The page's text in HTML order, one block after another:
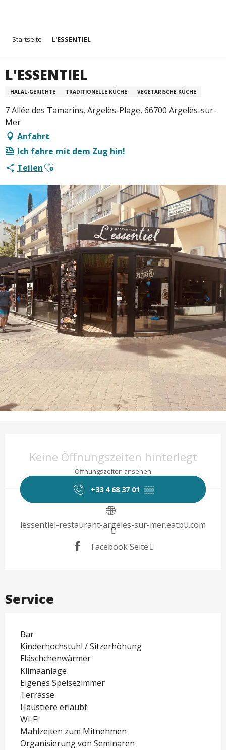
principal
Startseite L'ESSENTIEL
L'ESSENTIEL
HALAL-GERICHTE TRADITIONELLE KÜCHE VEGETARISCHE KÜCHE
7 Allée des Tamarins, Argelès-Plage, 66700 Argelès-sur-
Mer
Anfahrt
Ich fahre mit dem Zug hin!
TeilenAjouter aux favoris
Keine Öffnungszeiten hinterlegt
Öffnungszeiten ansehen
+33 4 68 37 01 ▒▒
lessentiel-restaurant-argeles-sur-mer.eatbu.com
Facebook Seite
Service
Bar
Kinderhochstuhl / Sitzerhöhung
Fläschchenwärmer
Klimaanlage
Eigenes Speisezimmer
Terrasse
Haustiere erlaubt
Wi-Fi
Mahlzeiten zum Mitnehmen
Organisierung von Seminaren